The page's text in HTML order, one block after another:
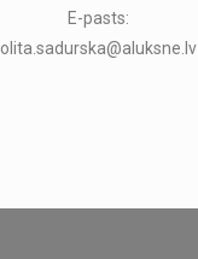
E-pasts:
lolita.sadurska@aluksne.lv